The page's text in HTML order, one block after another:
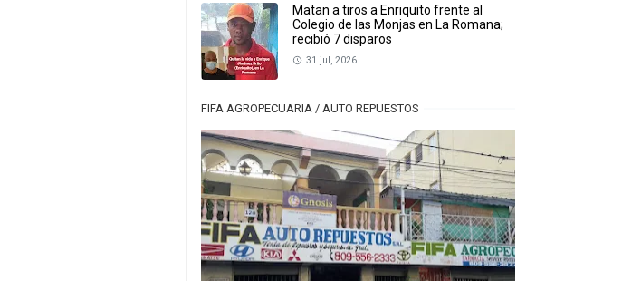
Matan a tiros a Enriquito frente al
Colegio de las Monjas en La Romana;
recibió 7 disparos
31 jul, 2026
FIFA AGROPECUARIA / AUTO REPUESTOS